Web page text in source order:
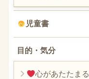
児童書
目的・気分
心があたたまる